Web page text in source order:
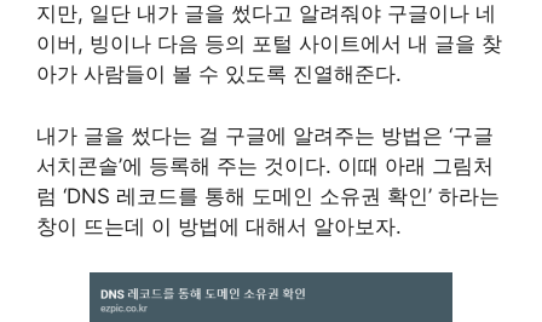
지만, 일단 내가 글을 썼다고 알려줘야 구글이나 네
이버, 빙이나 다음 등의 포털 사이트에서 내 글을 찾
아가 사람들이 볼 수 있도록 진열해준다.
내가 글을 썼다는 걸 구글에 알려주는 방법은 ‘구글
서치콘솔’에 등록해 주는 것이다. 이때 아래 그림처
럼 ‘DNS 레코드를 통해 도메인 소유권 확인’ 하라는
창이 뜨는데 이 방법에 대해서 알아보자.